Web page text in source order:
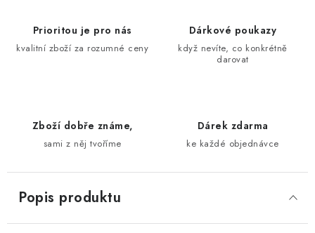
Prioritou je pro nás
kvalitní zboží za rozumné ceny
Dárkové poukazy
když nevíte, co konkrétně
darovat
Zboží dobře známe,
sami z něj tvoříme
Dárek zdarma
ke každé objednávce
Popis produktu